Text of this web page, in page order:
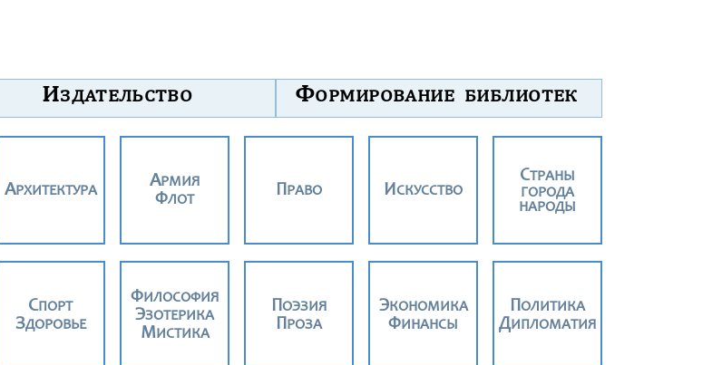
ИЗДАТЕЛЬСТВО ФОРМИРОВАНИЕ БИБЛИОТЕК
АРХИТЕКТУРА
АРМИЯ
ФЛОТ
ПРАВО ИСКУССТВО
СТРАНЫ
ГОРОДА
НАРОДЫ
СПОРТ
ЗДОРОВЬЕ
ФИЛОСОФИЯ
ЭЗОТЕРИКА
МИСТИКА
ПОЭЗИЯ
ПРОЗА
ЭКОНОМИКА
ФИНАНСЫ
ПОЛИТИКА
ДИПЛОМАТИЯ